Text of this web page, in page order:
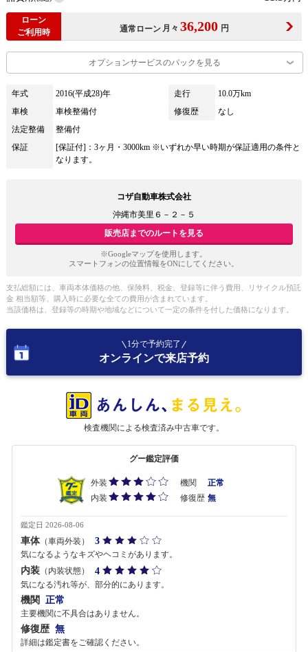
ローン
ご利用時
通常ローン 月々 36,200 円
オプションサービスのパックを見る
年式 2016(平成28)年 走行
10.0万km
車検
車検整備付 修復歴
なし
法定整備
整備付
保証
[保証付]：3ヶ月・3000km ※いずれか早い時期が保証適用の条件と
なります。
コザ自動車株式会社
沖縄市美里６－２－５
販売店までのルートを見る
※Googleマップを使用します。
スマートフォンの位置情報をONにしてください。
支払総額には、車両本体価格の他、保険料、税金、登録等に伴う費用、リサイクル預託
金 相当額等、購入時に必要な全ての費用が含まれています。
当該価格は、登録等の時期や地域などについて一定の条件を付した価格になります。
1分で予約完了
オンラインで来店予約
検査機関による検査済み中古車です。
グー鑑定評価
外装 機関
正常
内装
修復歴 無
鑑定日 2026-08-06
車体（車両外装） 3
気になるようなキズやヘコミがあります。
内装 （内装状態） 4
気になる汚れ等が、部分的にあります。
機関 正常
主要機関に不具合はありません。
修復歴 無
詳細は鑑定書をご確認ください。